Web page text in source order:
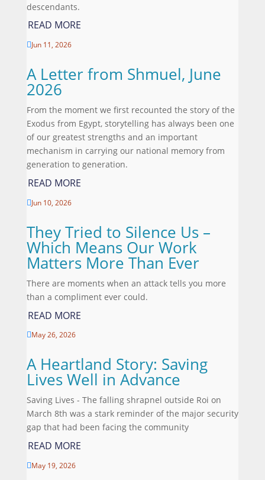
descendants.
READ MORE
Jun 11, 2026
A Letter from Shmuel, June
2026
From the moment we first recounted the story of the
Exodus from Egypt, storytelling has always been one
of our greatest strengths and an important
mechanism in carrying our national memory from
generation to generation.
READ MORE
Jun 10, 2026
They Tried to Silence Us –
Which Means Our Work
Matters More Than Ever
There are moments when an attack tells you more
than a compliment ever could.
READ MORE
May 26, 2026
A Heartland Story: Saving
Lives Well in Advance
Saving Lives - The falling shrapnel outside Roi on
March 8th was a stark reminder of the major security
gap that had been facing the community
READ MORE
May 19, 2026